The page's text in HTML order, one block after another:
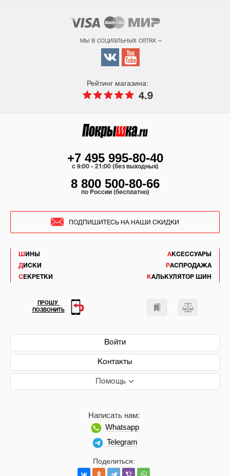
мы в социальных сетях –
Рейтинг магазина:
4.9
ШИНЫ
ДИСКИ
СЕКРЕТКИ
АКСЕССУАРЫ
РАСПРОДАЖА
КАЛЬКУЛЯТОР ШИН
Войти
Контакты
Помощь
Поделиться:
Написать нам:
Whatsapp
Telegram
+7 495 995-80-40
c 9:00 - 21:00 (без выходных)
8 800 500-80-66
по России (бесплатно)
ПОДПИШИТЕСЬ НА НАШИ СКИДКИ
ПРОШУ
ПОЗВОНИТЬ